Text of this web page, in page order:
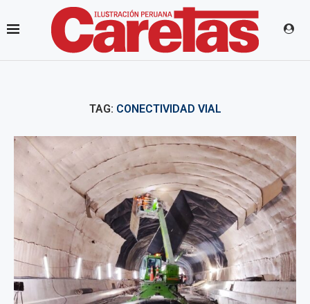
TAG: CONECTIVIDAD VIAL